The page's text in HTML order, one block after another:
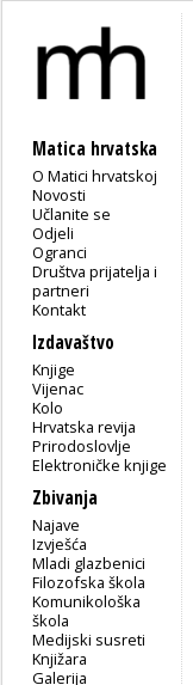
Matica hrvatska
O Matici hrvatskoj
Novosti
Učlanite se
Odjeli
Ogranci
Društva prijatelja i
partneri
Kontakt
Izdavaštvo
Knjige
Vijenac
Kolo
Hrvatska revija
Prirodoslovlje
Elektroničke knjige
Zbivanja
Najave
Izvješća
Mladi glazbenici
Filozofska škola
Komunikološka
škola
Medijski susreti
Knjižara
Galerija